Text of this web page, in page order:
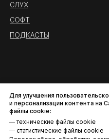
Для улучшения
и персонализации контента на
файлы cookie:
— технические файлы cookie
— статистические файлы cookie
СЛУХ
СОФТ
ПОДКАСТЫ